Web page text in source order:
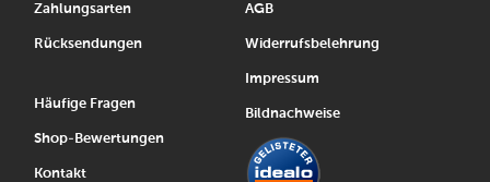
Zahlungsarten
Rücksendungen
Häufige Fragen
Shop-Bewertungen
Kontakt
AGB
Widerrufsbelehrung
Impressum
Bildnachweise